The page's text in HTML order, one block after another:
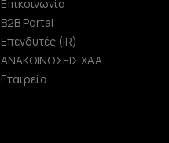
Επικοινωνία
B2B Portal
Επενδυτές (IR)
ΑΝΑΚΟΙΝΩΣΕΙΣ ΧΑΑ
Εταιρεία